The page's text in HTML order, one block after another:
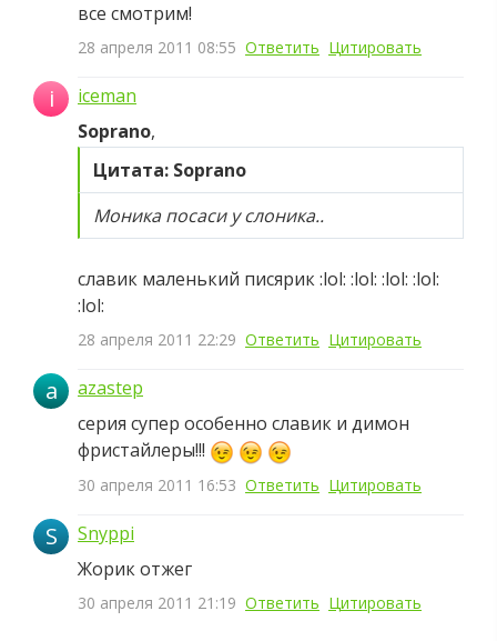
все смотрим!
28 апреля 2011 08:55 Ответить Цитировать
i
iceman
Soprano,
Цитата: Soprano
Моника посаси у слоника..
славик маленький писярик :lol: :lol: :lol: :lol:
:lol:
28 апреля 2011 22:29 Ответить Цитировать
a
azastep
серия супер особенно славик и димон
фристайлеры!!!
30 апреля 2011 16:53 Ответить Цитировать
S
Snyppi
Жорик отжег
30 апреля 2011 21:19 Ответить Цитировать